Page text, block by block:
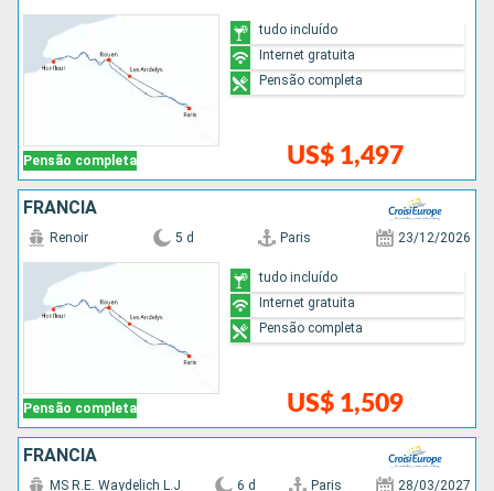
Pensão completa US$ 1,497
tudo incluído
Internet gratuita
Pensão completa
FRANCIA
Pensão completa
Renoir 5 d Paris 23/12/2026
US$ 1,509
tudo incluído
Internet gratuita
Pensão completa
FRANCIA
MS R.E. Waydelich L.J 6 d Paris 28/03/2027